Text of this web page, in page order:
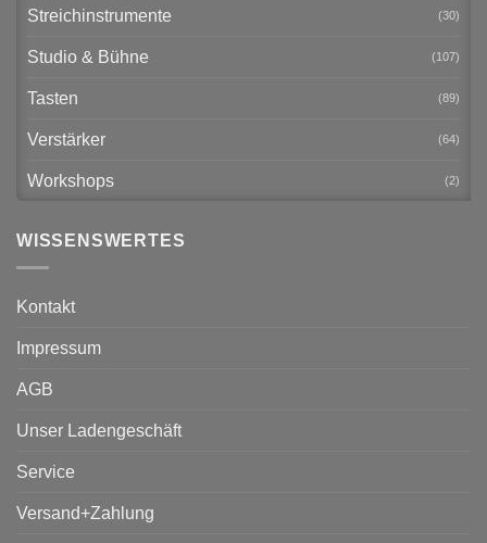
Streichinstrumente (30)
Studio & Bühne (107)
Tasten (89)
Verstärker (64)
Workshops (2)
WISSENSWERTES
Kontakt
Impressum
AGB
Unser Ladengeschäft
Service
Versand+Zahlung